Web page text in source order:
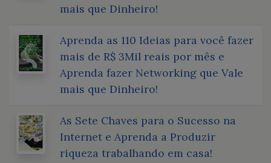
mais que Dinheiro!
Aprenda as 110 Ideias para você fazer
mais de R$ 3Mil reais por mês e
Aprenda fazer Networking que Vale
mais que Dinheiro!
As Sete Chaves para o Sucesso na
Internet e Aprenda a Produzir
riqueza trabalhando em casa!